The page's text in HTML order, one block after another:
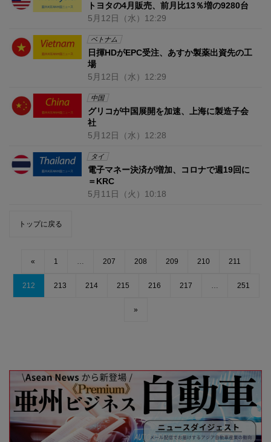
トヨタの4月販売、前月比13％増の9280台
5月12日 （水） 12:29
ベトナム
日揮HDがEPC受注、あすか製薬出資先の工
場
5月12日 （水） 12:29
中国
グリコが中国展開を加速、上海に製造子会
社
5月12日 （水） 12:28
タイ
電子マネー決済が増加、コロナで週19回に
＝KRC
5月11日 （火） 10:18
トップに戻る
« 1 … 207 208 209 210 211
212 213 214 215 216 217 … 251
»